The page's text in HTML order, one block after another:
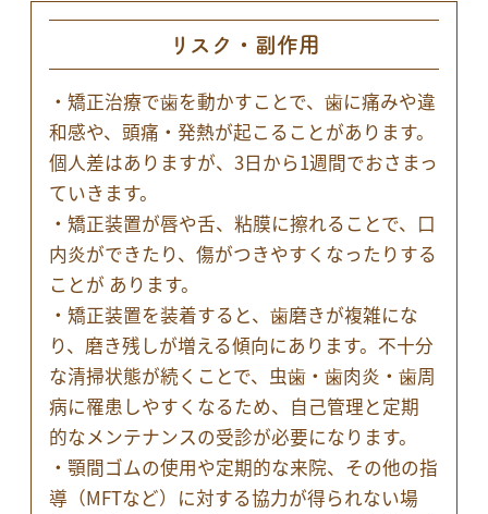
リスク・副作用
・矯正治療で歯を動かすことで、歯に痛みや違
和感や、頭痛・発熱が起こることがあります。
個人差はありますが、3日から1週間でおさまっ
ていきます。
・矯正装置が唇や舌、粘膜に擦れることで、口
内炎ができたり、傷がつきやすくなったりする
ことが あります。
・矯正装置を装着すると、歯磨きが複雑にな
り、磨き残しが増える傾向にあります。不十分
な清掃状態が続くことで、虫歯・歯肉炎・歯周
病に罹患しやすくなるため、自己管理と定期
的なメンテナンスの受診が必要になります。
・顎間ゴムの使用や定期的な来院、その他の指
導（MFTなど）に対する協力が得られない場